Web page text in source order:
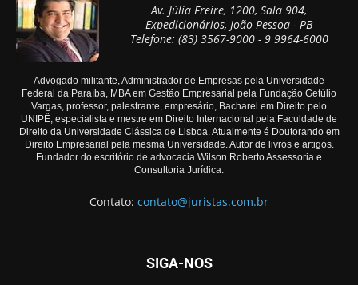
Av. Júlia Freire, 1200, Sala 904,
Expedicionários, João Pessoa - PB
Telefone: (83) 3567-9000 - 9 9964-6000
Advogado militante, Administrador de Empresas pela Universidade
Federal da Paraíba, MBA em Gestão Empresarial pela Fundação Getúlio
Vargas, professor, palestrante, empresário, Bacharel em Direito pelo
UNIPÊ, especialista e mestre em Direito Internacional pela Faculdade de
Direito da Universidade Clássica de Lisboa. Atualmente é Doutorando em
Direito Empresarial pela mesma Universidade. Autor de livros e artigos.
Fundador do escritório de advocacia Wilson Roberto Assessoria e
Consultoria Jurídica.
Contato: contato@juristas.com.br
SIGA-NOS